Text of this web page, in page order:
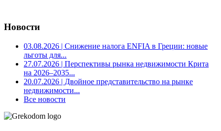
Новости
03.08.2026 | Снижение налога ENFIA в Греции: новые
льготы для...
27.07.2026 | Перспективы рынка недвижимости Крита
на 2026–2035...
20.07.2026 | Двойное представительство на рынке
недвижимости...
Все новости